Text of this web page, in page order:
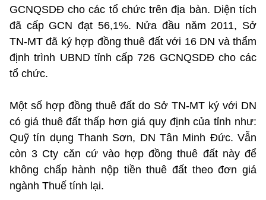
GCNQSDĐ cho các tổ chức trên địa bàn. Diện tích
đã cấp GCN đạt 56,1%. Nửa đầu năm 2011, Sở
TN-MT đã ký hợp đồng thuê đất với 16 DN và thẩm
định trình UBND tỉnh cấp 726 GCNQSDĐ cho các
tổ chức.
Một số hợp đồng thuê đất do Sở TN-MT ký với DN
có giá thuê đất thấp hơn giá quy định của tỉnh như:
Quỹ tín dụng Thanh Sơn, DN Tân Minh Đức. Vẫn
còn 3 Cty căn cứ vào hợp đồng thuê đất này để
không chấp hành nộp tiền thuê đất theo đơn giá
ngành Thuế tính lại.